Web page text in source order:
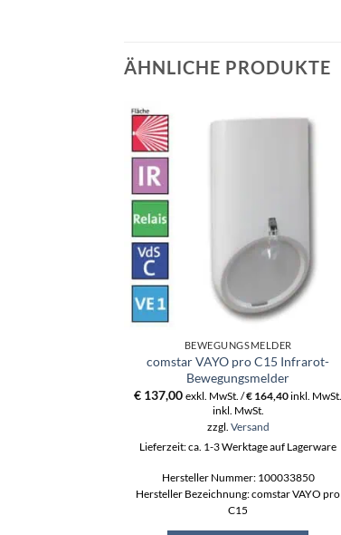
ÄHNLICHE PRODUKTE
BEWEGUNGSMELDER
comstar VAYO pro C15 Infrarot-
Bewegungsmelder
€ 137,00 exkl. MwSt. /€ 164,40inkl. MwSt.
inkl. MwSt.
zzgl. Versand
Lieferzeit: ca. 1-3 Werktage auf Lagerware
Hersteller Nummer: 100033850
Hersteller Bezeichnung: comstar VAYO pro
C15